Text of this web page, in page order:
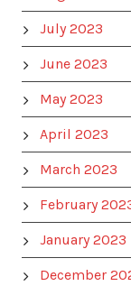
July 2023
June 2023
May 2023
April 2023
March 2023
February
January 2023
December